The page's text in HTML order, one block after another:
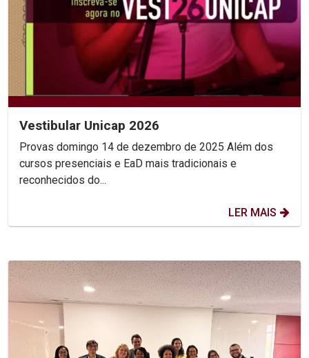
Vestibular Unicap 2026
Provas domingo 14 de dezembro de 2025 Além dos
cursos presenciais e EaD mais tradicionais e
reconhecidos do...
LER MAIS